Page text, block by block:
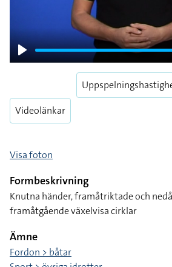
Play
Videolänkar
Visa foton
Formbeskrivning
Knutna händer, framåtriktade och
framåtgående växelvisa cirklar
Ämne
Fordon > båtar